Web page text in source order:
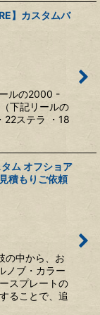
】カスタムバ
ルの2000 -
下記リールの
ステラ ・18
ム オフショア
積もりご依頼
の中から、お
ノブ・カラー
スプレートの
ることで、追